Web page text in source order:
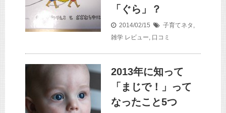
「ぐら」？
2014/02/15 子育てネタ ,
雑学 レビュー, 口コミ
2013年に知って
「まじで！」って
なったこと5つ